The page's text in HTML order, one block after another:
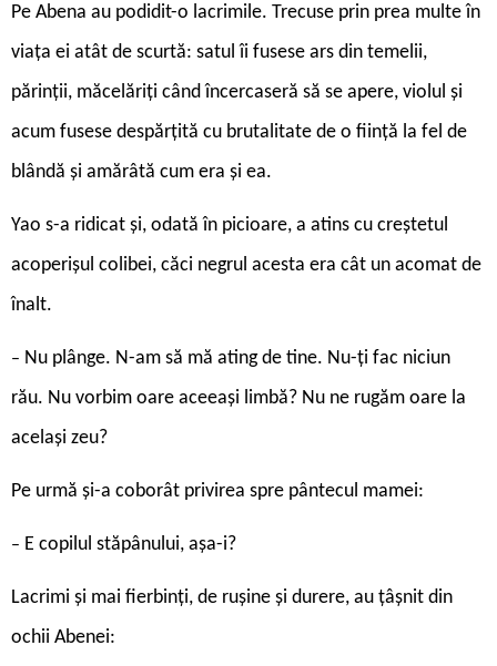
Pe Abena au podidit-o lacrimile. Trecuse prin prea multe în
viaţa ei atât de scurtă: satul îi fusese ars din temelii,
părinţii, măcelăriţi când încercaseră să se apere, violul şi
acum fusese despărţită cu brutalitate de o fiinţă la fel de
blândă şi amărâtă cum era şi ea.
Yao s-a ridicat şi, odată în picioare, a atins cu creştetul
acoperişul colibei, căci negrul acesta era cât un acomat de
înalt.
– Nu plânge. N-am să mă ating de tine. Nu-ţi fac niciun
rău. Nu vorbim oare aceeaşi limbă? Nu ne rugăm oare la
acelaşi zeu?
Pe urmă şi-a coborât privirea spre pântecul mamei:
– E copilul stăpânului, aşa-i?
Lacrimi şi mai fierbinţi, de ruşine şi durere, au ţâşnit din
ochii Abenei: